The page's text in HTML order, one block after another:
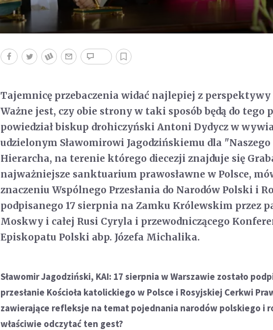
Tajemnicę przebaczenia widać najlepiej z
Ważne jest, czy obie strony w taki sposób będą do tego
powiedział biskup drohiczyński Antoni Dydycz w
udzielonym Sławomirowi Jagodzińskiemu dla
Hierarcha, na terenie którego diecezji znajduje się
najważniejsze sanktuarium prawosławne w Polsce,
znaczeniu Wspólnego Przesłania do Narodów Polski i
podpisanego 17 sierpnia na Zamku Królewskim przez
Moskwy i całej Rusi Cyryla i przewodniczącego
Episkopatu Polski abp. Józefa Michalika.
Sławomir Jagodziński, KAI: 17 sierpnia w Warszawie zostało
przesłanie Kościoła katolickiego w Polsce i Rosyjskiej Cerkwi
zawierające refleksje na temat pojednania narodów polskiego i
właściwie odczytać ten gest?